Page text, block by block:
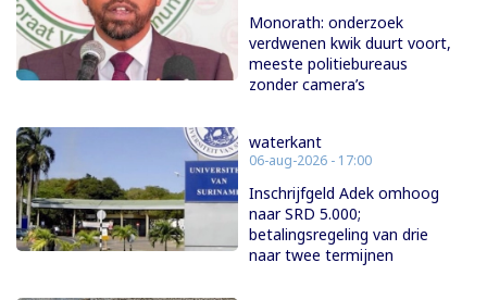
Monorath: onderzoek
verdwenen kwik duurt voort,
meeste politiebureaus
zonder camera’s
waterkant
06-aug-2026 - 17:00
Inschrijfgeld Adek omhoog
naar SRD 5.000;
betalingsregeling van drie
naar twee termijnen